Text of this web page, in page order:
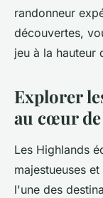
randonneur
découvertes,
jeu à la hauteur
Explorer
au cœur de
Les Highlands
majestueuses
l'une des